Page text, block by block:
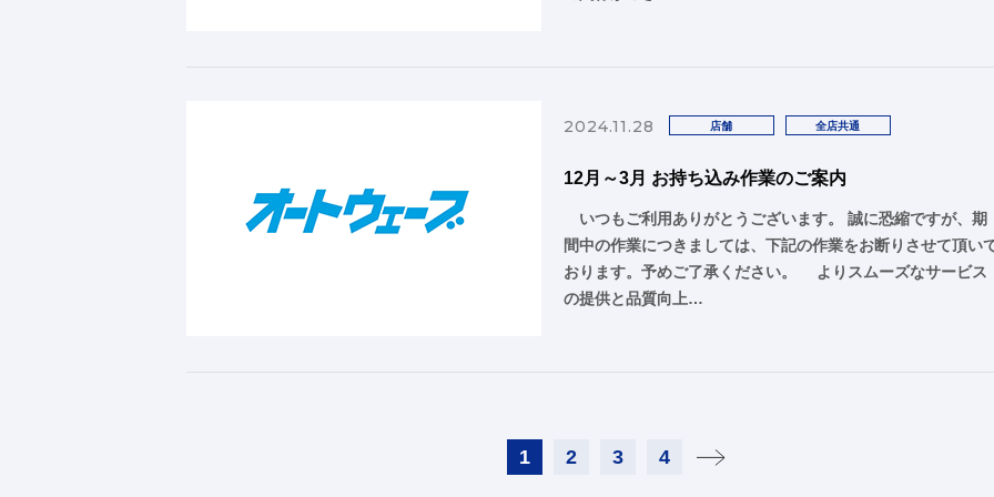
2024.11.28 店舗 全店共通
12月～3月 お持ち込み作業のご案内
いつもご利用ありがとうございます。 誠に恐縮ですが、期
間中の作業につきましては、下記の作業をお断りさせて頂い
おります。予めご了承ください。 よりスムーズなサービス
の提供と品質向上…
1 2 3 4